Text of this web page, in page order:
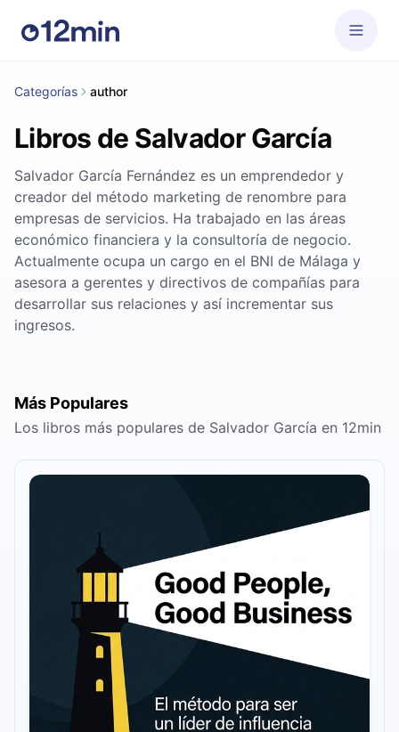
Categorías author
Libros de Salvador García
Salvador García Fernández es un emprendedor y
creador del método marketing de renombre para
empresas de servicios. Ha trabajado en las áreas
económico financiera y la consultoría de negocio.
Actualmente ocupa un cargo en el BNI de Málaga y
asesora a gerentes y directivos de compañías para
desarrollar sus relaciones y así incrementar sus
ingresos.
Más Populares
Los libros más populares de Salvador García en 12min